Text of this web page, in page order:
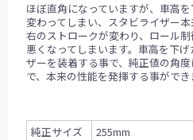
ほぼ直角になっていますが、車高
変わってしまい、スタビライザー
右のストロークが変わり、ロール
悪くなってしまいます。車高を下
ザーを装着する事で、純正値の角
で、本来の性能を発揮する事ができ
純正サイズ
255mm